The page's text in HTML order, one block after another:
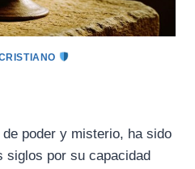
poder y misterio, ha sido
siglos por su capacidad